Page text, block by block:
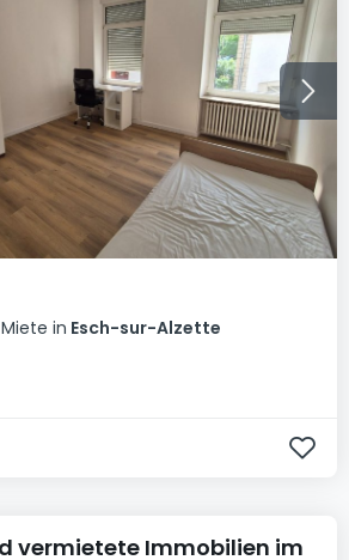
in Esch-sur-Alzette
vermietete Immobilien im